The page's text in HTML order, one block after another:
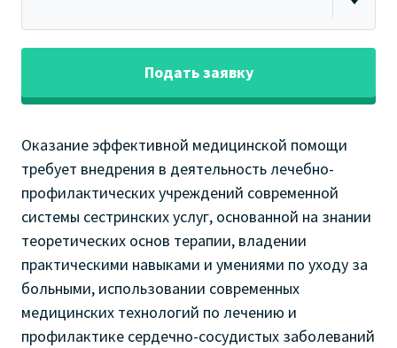
Подать заявку
Оказание эффективной медицинской помощи
требует внедрения в деятельность лечебно-
профилактических учреждений современной
системы сестринских услуг, основанной на знании
теоретических основ терапии, владении
практическими навыками и умениями по уходу за
больными, использовании современных
медицинских технологий по лечению и
профилактике сердечно-сосудистых заболеваний